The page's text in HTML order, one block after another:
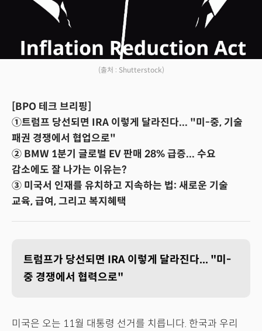
(출처 : Shutterstock)
[BPO 테크 브리핑]
①트럼프 당선되면 IRA 이렇게 달라진다... "미-중, 기술
패권 경쟁에서 협업으로"
② BMW 1분기 글로벌 EV 판매 28% 급증... 수요
감소에도 잘 나가는 이유는?
③ 미국서 인재를 유치하고 지속하는 법: 새로운 기술
교육, 급여, 그리고 복지혜택
트럼프가 당선되면 IRA 이렇게 달라진다... "미-
중 경쟁에서 협력으로"
미국은 오는 11월 대통령 선거를 치릅니다. 한국과 우리